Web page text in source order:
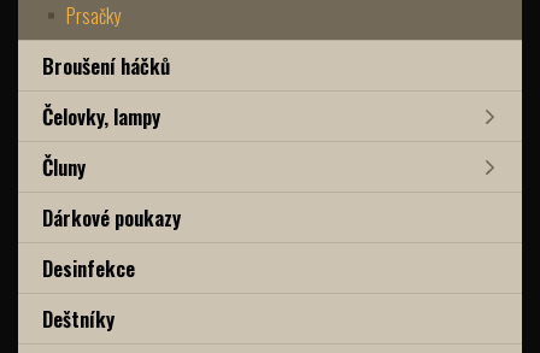
Prsačky
Broušení háčků
Čelovky, lampy
Čluny
Dárkové poukazy
Desinfekce
Deštníky